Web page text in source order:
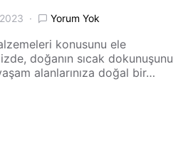
Yorum Yok
konusunu ele
doğanın sıcak dokunuşunu
alanlarınıza doğal bir…